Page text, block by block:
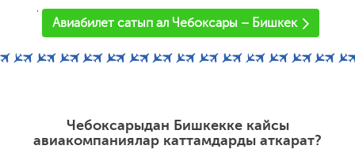
'
Авиабилет сатып ал Чебоксары – Бишкек
Чебоксарыдан Бишкекке кайсы
авиакомпаниялар каттамдарды аткарат?